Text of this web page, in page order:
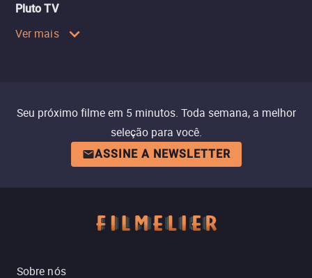
Pluto TV
Ver mais
Seu próximo filme em 5 minutos. Toda semana, a melhor
seleção para você.
ASSINE A NEWSLETTER
Sobre nós